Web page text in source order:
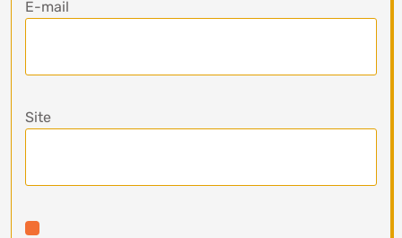
E-mail
Site